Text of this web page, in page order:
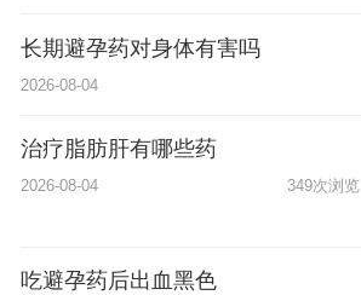
长期避孕药对身体有害吗
2026-08-04
治疗脂肪肝有哪些药
2026-08-04 349次浏览
吃避孕药后出血黑色